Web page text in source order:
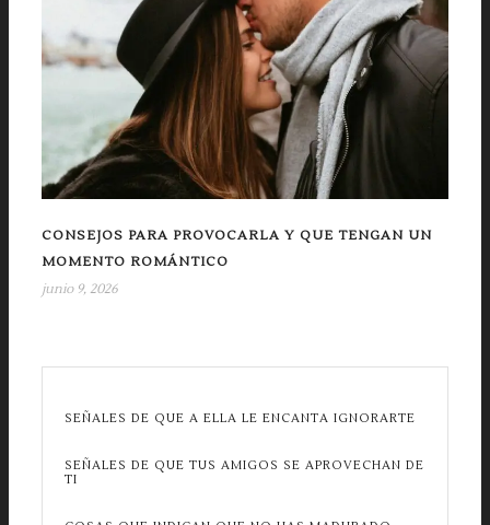
CONSEJOS PARA PROVOCARLA Y QUE TENGAN UN
MOMENTO ROMÁNTICO
junio 9, 2026
SEÑALES DE QUE A ELLA LE ENCANTA IGNORARTE
SEÑALES DE QUE TUS AMIGOS SE APROVECHAN DE
TI